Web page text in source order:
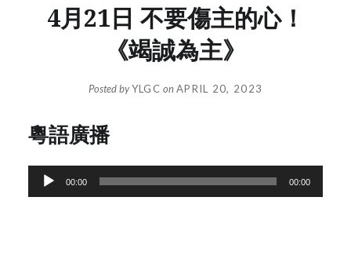
4月21日 不要傷主的心！
《竭誠為主》
Posted byYLGC onAPRIL 20, 2023
粵語廣播
Audio
Player
00:00 00:00